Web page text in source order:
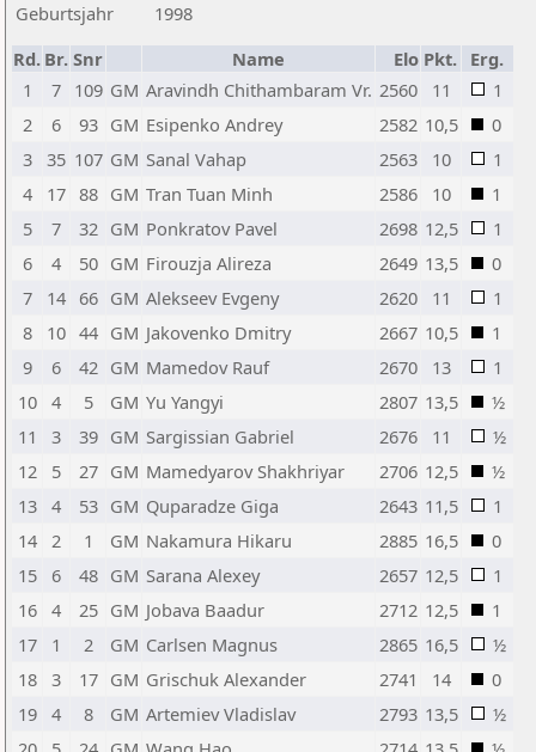
Geburtsjahr
1998
Rd. Br. Snr Name Elo Pkt. Erg.
1
7 109 GM Aravindh Chithambaram Vr. 2560 11
1
2
6 93 GM Esipenko Andrey 2582 10,5
0
3
35 107 GM Sanal Vahap 2563 10
1
4
17 88 GM Tran Tuan Minh 2586 10
1
5
7 32 GM Ponkratov Pavel 2698 12,5
1
6
4 50 GM Firouzja Alireza 2649 13,5
0
7
14 66 GM Alekseev Evgeny 2620 11
1
8
10 44 GM Jakovenko Dmitry 2667 10,5
1
9
6 42 GM Mamedov Rauf 2670 13
1
10
4 5 GM Yu Yangyi 2807 13,5
½
11
3 39 GM Sargissian Gabriel 2676 11
½
12
5 27 GM Mamedyarov Shakhriyar 2706 12,5
½
13
4 53 GM Quparadze Giga 2643 11,5
1
14
2 1 GM Nakamura Hikaru 2885 16,5
0
15
6 48 GM Sarana Alexey 2657 12,5
1
16
4 25 GM Jobava Baadur 2712 12,5
1
17
1 2 GM Carlsen Magnus 2865 16,5
½
18
3 17 GM Grischuk Alexander 2741 14
0
19
4 8 GM Artemiev Vladislav 2793 13,5
½